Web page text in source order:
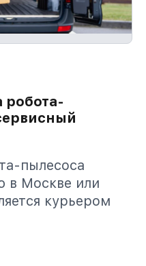
робота-
пылесоса
в Москве или
курьером